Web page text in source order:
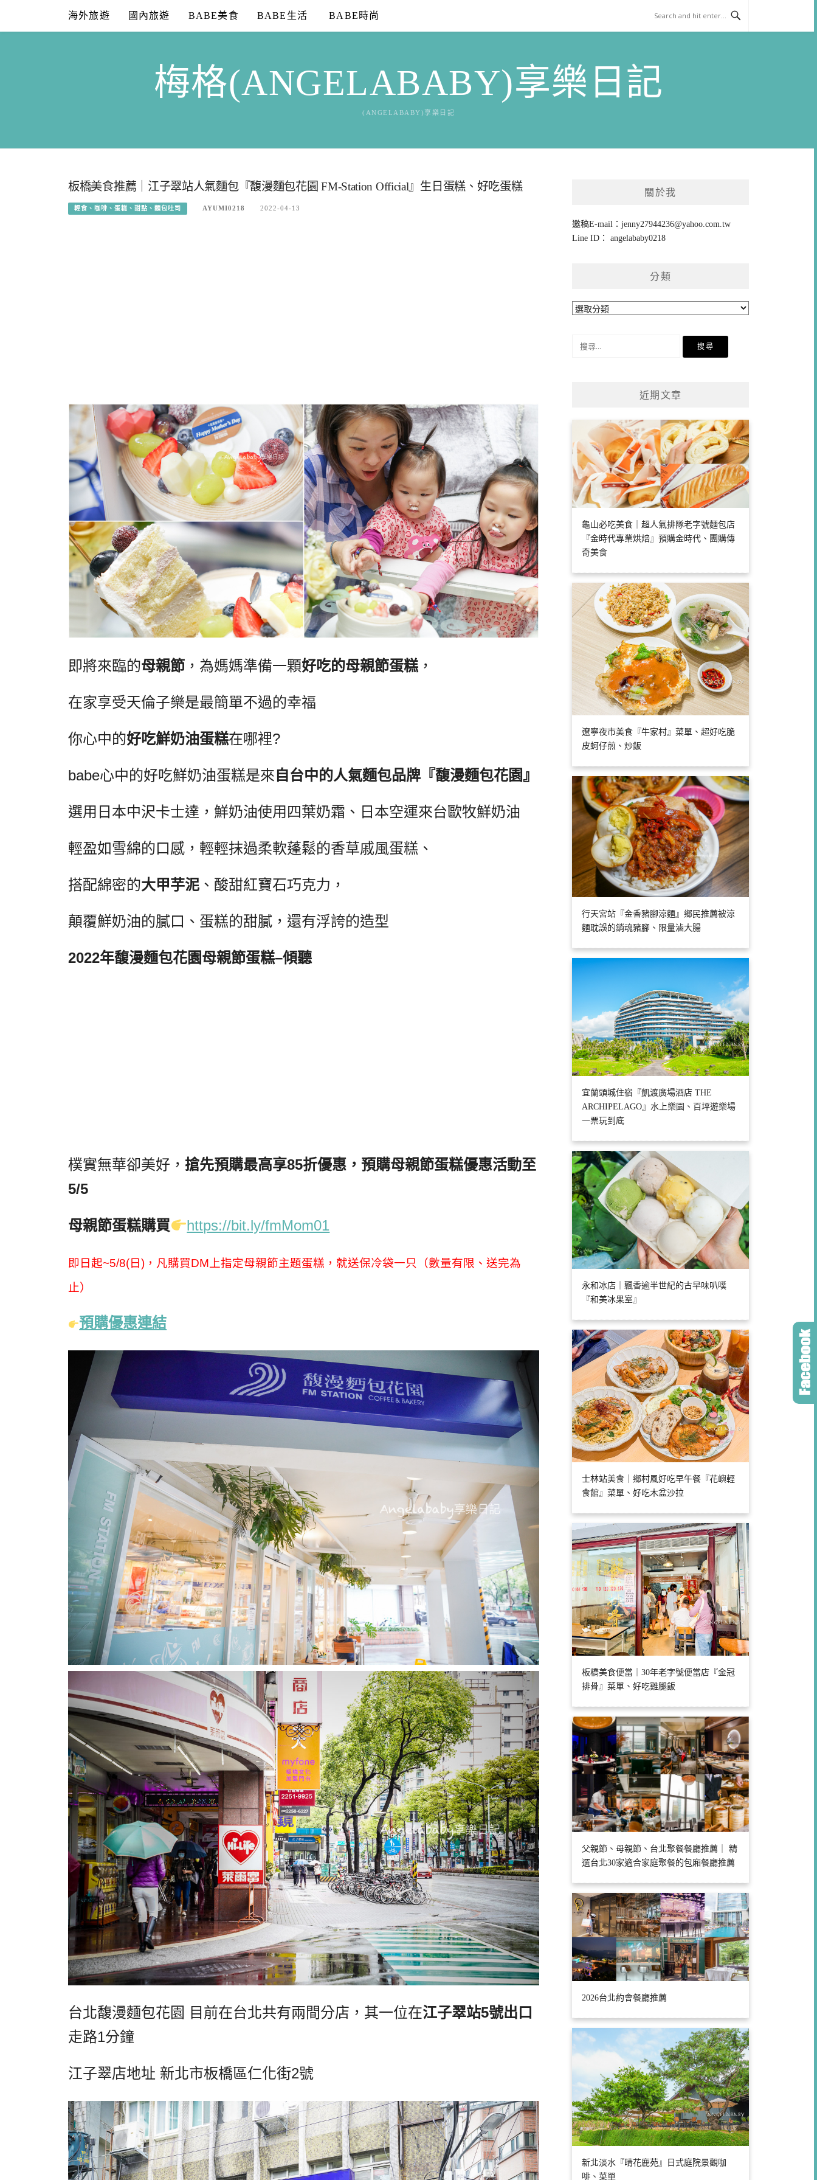
content
海外旅遊 國內旅遊 BABE美食 BABE生活 BABE時尚
梅格(ANGELABABY)享樂日記
(ANGELABABY)享樂日記
板橋美食推薦｜江子翠站人氣麵包『馥漫麵包花園 FM-Station Official』生日蛋糕、好吃蛋糕
輕食、咖啡、蛋糕、甜點、麵包吐司 AYUMI0218 2022-04-13
即將來臨的母親節 ，為媽媽準備一顆好吃的母親節蛋糕 ，
在家享受天倫子樂是最簡單不過的幸福
你心中的好吃鮮奶油蛋糕在哪裡?
babe心中的好吃鮮奶油蛋糕是來 自台中的人氣麵包品牌『馥漫麵包花園』
選用日本中沢卡士達，鮮奶油使用四葉奶霜、日本空運來台歐牧鮮奶油
輕盈如雪綿的口感，輕輕抹過柔軟蓬鬆的香草戚風蛋糕、
搭配綿密的大甲芋泥 、 酸甜紅寶石巧克力，
顛覆鮮奶油的膩口、蛋糕的甜膩，還有浮誇的造型
2022年馥漫麵包花園母親節蛋糕–傾聽
樸實無華卻美好， 搶先預購最高享85折優惠，預購母親節蛋糕優惠活動至
5/5
母親節蛋糕購買 https://bit.ly/fmMom01
即日起~5/8(日 ) ，凡購買DM 上指定母親節主題蛋糕，就送保冷袋一只（數量有限、送完為
止）
預購優惠連結
台北馥漫麵包花園 目前在台北共有兩間分店，其一位在江子翠站5號出口
走路1分鐘
江子翠店地址 新北市板橋區仁化街2號
關於我
邀稿E-mail：jenny27944236@yahoo.com.tw
Line ID： angelababy0218
分類
分
近期文章
龜山必吃美食｜超人氣排隊老字號麵包店
『金時代專業烘焙』預購金時代、團購傳
奇美食
遼寧夜市美食『牛家村』菜單、超好吃脆
皮蚵仔煎、炒飯
行天宮站『金香豬腳涼麵』鄉民推薦被涼
麵耽誤的銷魂豬腳、限量滷大腸
宜蘭頭城住宿『凱渡廣場酒店 THE
ARCHIPELAGO』水上樂園、百坪遊樂場
一票玩到底
永和冰店｜飄香逾半世紀的古早味叭噗
『和美冰果室』
士林站美食｜鄉村風好吃早午餐『花嶼輕
食館』菜單、好吃木盆沙拉
板橋美食便當｜30年老字號便當店『金冠
排骨』菜單、好吃雞腿飯
父親節、母親節、台北聚餐餐廳推薦｜ 精
選台北30家適合家庭聚餐的包廂餐廳推薦
2026台北約會餐廳推薦
新北淡水『晴花鹿苑』日式庭院景觀咖
啡、菜單